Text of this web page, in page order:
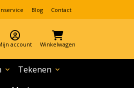
Blog Contact
account Winkelwagen
expand_more Tekenen expand_more